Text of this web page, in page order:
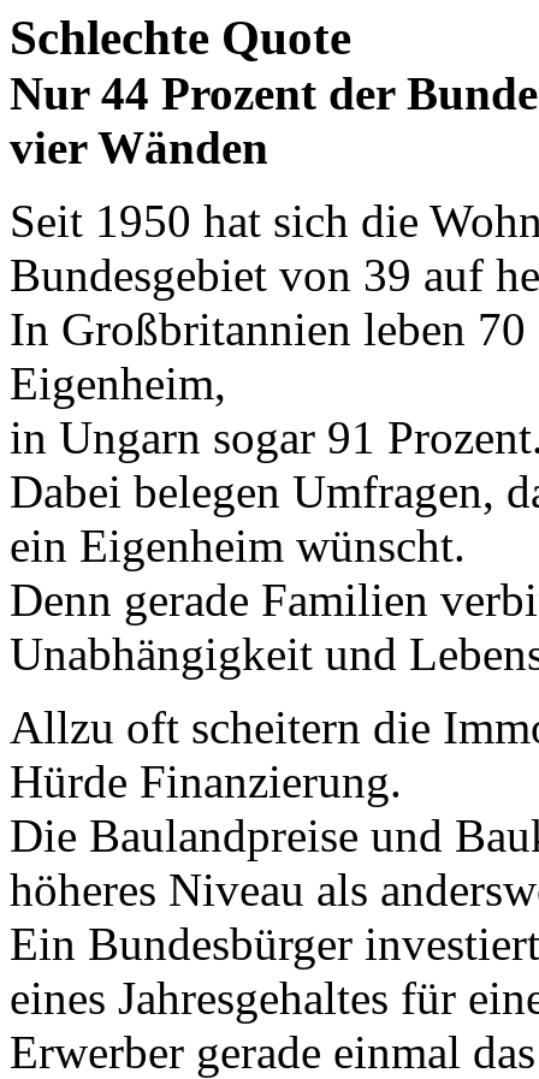
Schlechte Quote
Nur 44 Prozent der
vier Wänden
Seit 1950 hat sich die
Bundesgebiet von 39 auf
In Großbritannien leben
Eigenheim,
in Ungarn sogar 91
Dabei belegen Umfragen,
ein Eigenheim wünscht.
Denn gerade Familien
Unabhängigkeit und
Allzu oft scheitern die
Hürde Finanzierung.
Die Baulandpreise und
höheres Niveau als
Ein Bundesbürger
eines Jahresgehaltes für
Erwerber gerade einmal